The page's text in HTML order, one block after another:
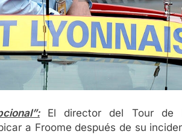
El director del Tour de
a Froome después de su